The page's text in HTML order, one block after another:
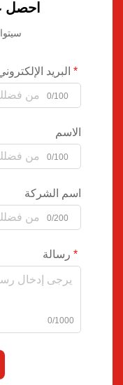
احصل
البريد
0/100
الاسم
0/100
اسم الشركة
0/200
رسالة
0/1000